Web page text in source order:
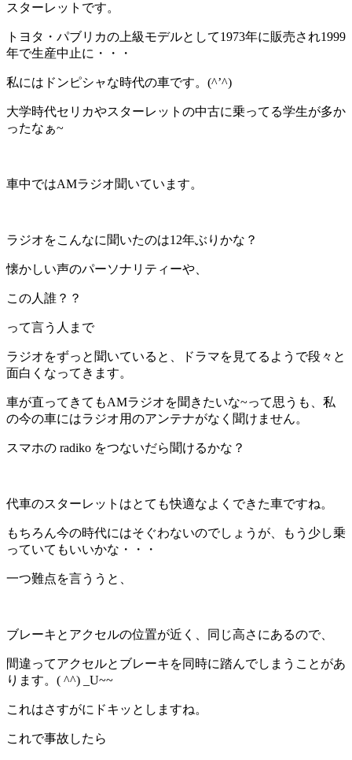
スターレットです。
トヨタ・パブリカの上級モデルとして1973年に販売され1999
年で生産中止に・・・
私にはドンピシャな時代の車です。(^’^)
大学時代セリカやスターレットの中古に乗ってる学生が多か
ったなぁ~
車中ではAMラジオ聞いています。
ラジオをこんなに聞いたのは12年ぶりかな？
懐かしい声のパーソナリティーや、
この人誰？？
って言う人まで
ラジオをずっと聞いていると、ドラマを見てるようで段々と
面白くなってきます。
車が直ってきてもAMラジオを聞きたいな~って思うも、私
の今の車にはラジオ用のアンテナがなく聞けません。
スマホの radiko をつないだら聞けるかな？
代車のスターレットはとても快適なよくできた車ですね。
もちろん今の時代にはそぐわないのでしょうが、もう少し乗
っていてもいいかな・・・
一つ難点を言ううと、
ブレーキとアクセルの位置が近く、同じ高さにあるので、
間違ってアクセルとブレーキを同時に踏んでしまうことがあ
ります。( ^^) _U~~
これはさすがにドキッとしますね。
これで事故したら